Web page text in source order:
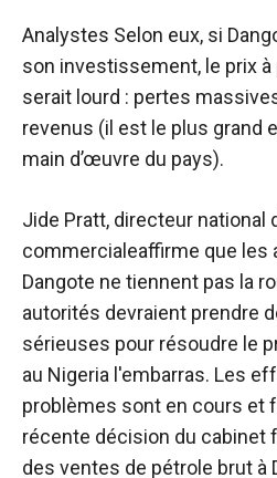
Analystes Selon eux, si
son investissement, le prix à
serait lourd : pertes
revenus (il est le plus grand
main d’œuvre du pays).
Jide Pratt, directeur national
commercialeaffirme que les
Dangote ne tiennent pas la
autorités devraient prendre
sérieuses pour résoudre le
au Nigeria l'embarras. Les
problèmes sont en cours et
récente décision du cabinet
des ventes de pétrole brut à